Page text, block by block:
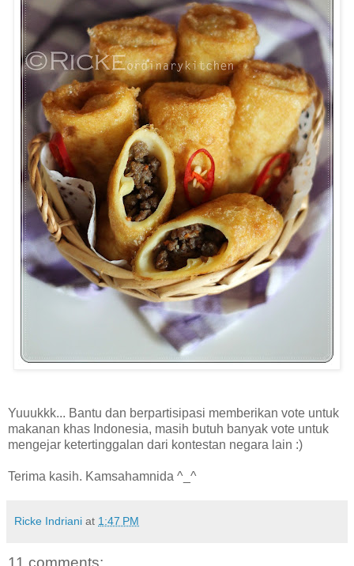
Yuuukkk... Bantu dan berpartisipasi memberikan vote untuk
makanan khas Indonesia, masih butuh banyak vote untuk
mengejar ketertinggalan dari kontestan negara lain :)
Terima kasih. Kamsahamnida ^_^
Ricke Indriani at 1:47 PM
11 comments: